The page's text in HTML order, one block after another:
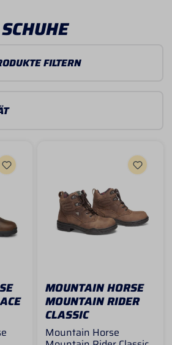
SCHUHE
FILTERN
MOUNTAIN HORSE
MOUNTAIN RIDER
CLASSIC
Mountain Horse